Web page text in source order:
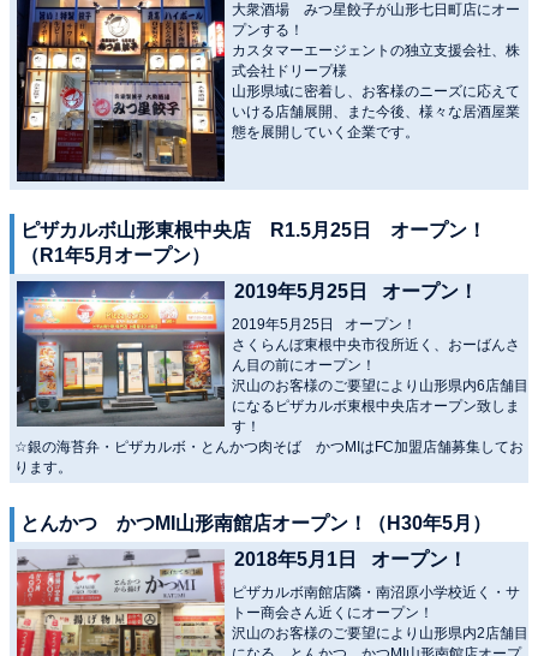
大衆酒場 みつ星餃子が山形七日町店にオー
プンする！
カスタマーエージェントの独立支援会社、株
式会社ドリープ様
山形県域に密着し、お客様のニーズに応えて
いける店舗展開、また今後、様々な居酒屋業
態を展開していく企業です。
ピザカルボ山形東根中央店 R1.5月25日 オープン！
（R1年5月オープン）
2019年5月25日 オープン！
2019年5月25日 オープン！
さくらんぼ東根中央市役所近く、おーばんさ
ん目の前にオープン！
沢山のお客様のご要望により山形県内6店舗目
になるピザカルボ東根中央店オープン致しま
す！
☆銀の海苔弁・ピザカルボ・とんかつ肉そば かつMIはFC加盟店舗募集してお
ります。
とんかつ かつMI山形南館店オープン！（H30年5月）
2018年5月1日 オープン！
ピザカルボ南館店隣・南沼原小学校近く・サ
トー商会さん近くにオープン！
沢山のお客様のご要望により山形県内2店舗目